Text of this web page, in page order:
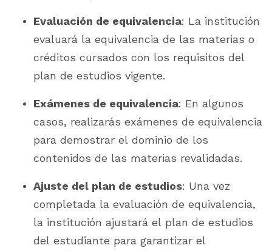
Evaluación de equivalencia: La institución
evaluará la equivalencia de las materias o
créditos cursados con los requisitos del
plan de estudios vigente.
Exámenes de equivalencia: En algunos
casos, realizarás exámenes de equivalencia
para demostrar el dominio de los
contenidos de las materias revalidadas.
Ajuste del plan de estudios: Una vez
completada la evaluación de equivalencia,
la institución ajustará el plan de estudios
del estudiante para garantizar el